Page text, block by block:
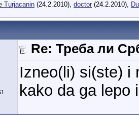
Turjacanin(24.2.2010), doctor(24.2.2010),
Re: Треба ли
Izneo(li) si(ste)
kako da ga